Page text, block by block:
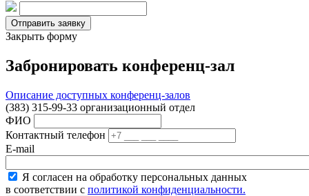
Закрыть форму
Забронировать конференц-зал
Описание доступных конференц-залов
(383) 315-99-33 организационный отдел
ФИО
Контактный телефон
E-mail
Я согласен на обработку персональных данных
в соответствии с политикой конфиденциальности.